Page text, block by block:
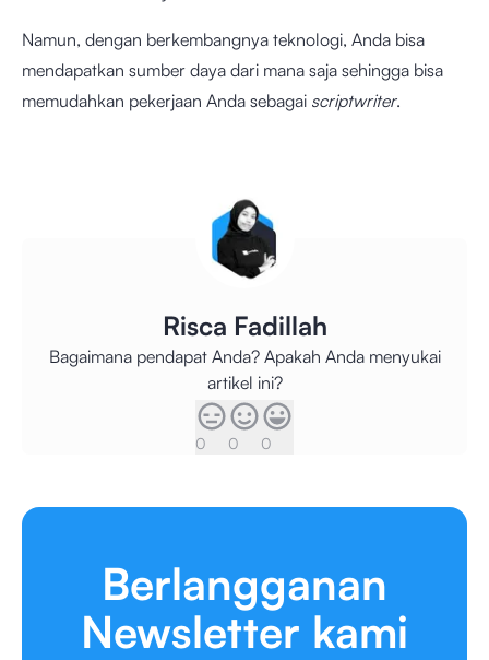
Namun, dengan berkembangnya teknologi, Anda bisa
mendapatkan sumber daya dari mana saja sehingga bisa
memudahkan pekerjaan Anda sebagai scriptwriter.
Risca Fadillah
Bagaimana pendapat Anda? Apakah Anda menyukai
artikel ini?
0 0 0
Berlangganan
Newsletter kami